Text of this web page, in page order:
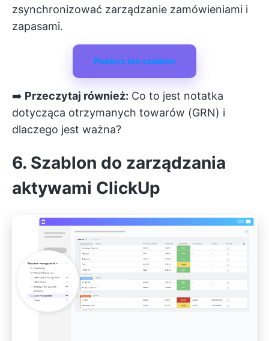
zsynchronizować zarządzanie zamówieniami i
zapasami.
Pobierz ten szablon
➡️ Przeczytaj również: Co to jest notatka
dotycząca otrzymanych towarów (GRN) i
dlaczego jest ważna?
6. Szablon do zarządzania
aktywami ClickUp